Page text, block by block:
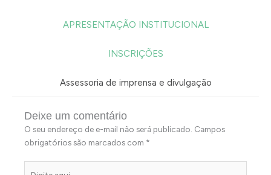
APRESENTAÇÃO INSTITUCIONAL
INSCRIÇÕES
Assessoria de imprensa e divulgação
Deixe um comentário
O seu endereço de e-mail não será publicado. Campos
obrigatórios são marcados com *